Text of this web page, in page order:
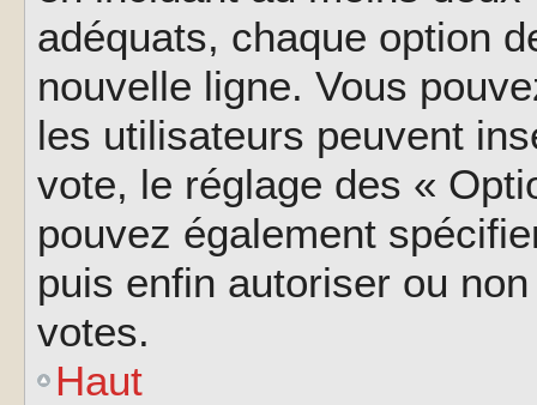
adéquats, chaque option
nouvelle ligne. Vous
les utilisateurs peuvent
vote, le réglage des «
pouvez également
puis enfin autoriser ou
votes.
Haut